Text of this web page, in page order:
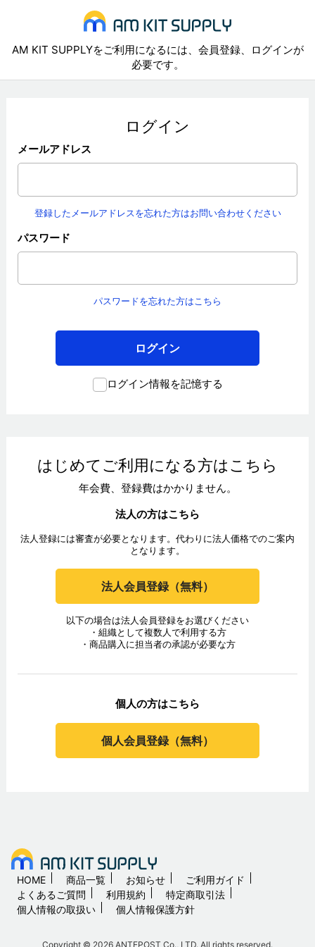
AM KIT SUPPLYをご利用になるには、会員登録、ログインが
必要です。
ログイン
メールアドレス
登録したメールアドレスを忘れた方はお問い合わせください
パスワード
パスワードを忘れた方はこちら
ログイン
ログイン情報を記憶する
はじめてご利用になる方はこちら
年会費、登録費はかかりません。
法人の方はこちら
法人登録には審査が必要となります。代わりに法人価格でのご案内
となります。
法人会員登録（無料）
以下の場合は法人会員登録をお選びください
・組織として複数人で利用する方
・商品購入に担当者の承認が必要な方
個人の方はこちら
個人会員登録（無料）
HOME 商品一覧 お知らせ
ご利用ガイド
よくあるご質問
利用規約
特定商取引法
個人情報の取扱い
個人情報保護方針
Copyright © 2026 ANTEPOST Co., LTD. All rights reserved.